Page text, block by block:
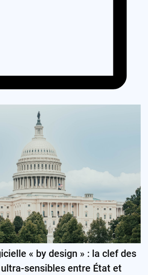
« by design » : la clef des
sensibles entre État et